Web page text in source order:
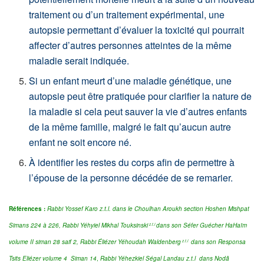
traitement ou d’un traitement expérimental, une
autopsie permettant d’évaluer la toxicité qui pourrait
affecter d’autres personnes atteintes de la même
maladie serait indiquée.
Si un enfant meurt d’une maladie génétique, une
autopsie peut être pratiquée pour clarifier la nature de
la maladie si cela peut sauver la vie d’autres enfants
de la même famille, malgré le fait qu’aucun autre
enfant ne soit encore né.
À identifier les restes du corps afin de permettre à
l’épouse de la personne décédée de se remarier.
Références : Rabbi Yossef Karo z.t.l. dans le Choulhan Aroukh section Hoshen Mishpat
Simans 224 à 226, Rabbi Yéhyiel Mikhal Touksinskiz.t.ldans son Séfer Guécher HaHaïm
volume II siman 28 saif 2, Rabbi Éliézer Yéhoudah Waldenberg z.t.l dans son Responsa
Tsits Eliézer volume 4 Siman 14 Rabbi Yéhezkiel Ségal Landau z.t.l dans Nodâ